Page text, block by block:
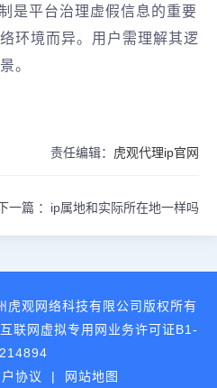
是平台治理虚假信息的重要
环境而异。用户需理解其逻
。
责任编辑： 虎观代理ip官网
一篇 ： ip属地和实际所在地一样吗
观网络科技有限公司版权所有
联网虚拟专用网业务许可证B1-
协议 | 网站地图